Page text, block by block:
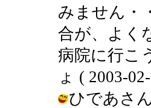
みません・
合が、よく
病院に行こ
ょ ( 2003-
ひであさ